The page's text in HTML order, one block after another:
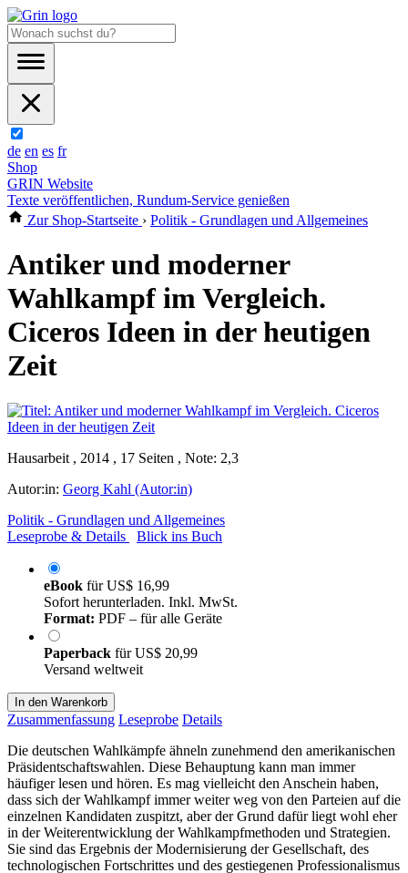
de en es fr
Shop
GRIN Website
Texte veröffentlichen, Rundum-Service genießen
Zur Shop-Startseite › Politik - Grundlagen und Allgemeines
Antiker und moderner
Wahlkampf im Vergleich.
Ciceros Ideen in der heutigen
Zeit
Hausarbeit , 2014 , 17 Seiten , Note: 2,3
Autor:in: Georg Kahl (Autor:in)
Politik - Grundlagen und Allgemeines
Leseprobe & Details
Blick ins Buch
eBook fürUS$ 16,99
Sofort herunterladen. Inkl. MwSt.
Format: PDF – für alle Geräte
Paperback fürUS$ 20,99
Versand weltweit
In den Warenkorb
Zusammenfassung Leseprobe Details
Die deutschen Wahlkämpfe ähneln zunehmend den amerikanischen
Präsidentschaftswahlen. Diese Behauptung kann man immer
häufiger lesen und hören. Es mag vielleicht den Anschein haben,
dass sich der Wahlkampf immer weiter weg von den Parteien auf die
einzelnen Kandidaten zuspitzt, aber der Grund dafür liegt wohl eher
in der Weiterentwicklung der Wahlkampfmethoden und Strategien.
Sie sind das Ergebnis der Modernisierung der Gesellschaft, des
technologischen Fortschrittes und des gestiegenen Professionalismus